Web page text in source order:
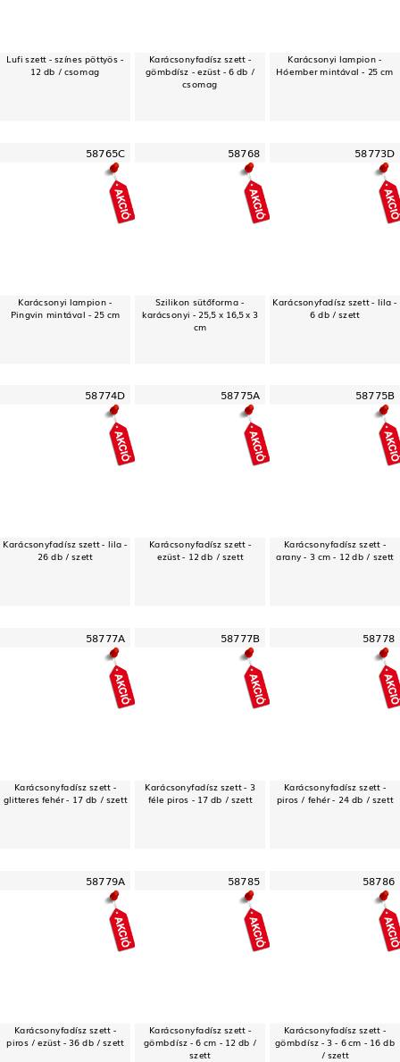
Lufi szett - színes pöttyös -
12 db / csomag
Karácsonyfadísz szett -
gömbdísz - ezüst - 6 db /
csomag
Karácsonyi lampion -
Hóember mintával - 25 cm
58765C
Karácsonyi lampion -
Pingvin mintával - 25 cm
58768
Szilikon sütőforma -
karácsonyi - 25,5 x 16,5 x 3
cm
58773D
Karácsonyfadísz szett - lila -
6 db / szett
58774D
Karácsonyfadísz szett - lila -
26 db / szett
58775A
Karácsonyfadísz szett -
ezüst - 12 db / szett
58775B
Karácsonyfadísz szett -
arany - 3 cm - 12 db / szett
58777A
Karácsonyfadísz szett -
glitteres fehér - 17 db / szett
58777B
Karácsonyfadísz szett - 3
féle piros - 17 db / szett
58778
Karácsonyfadísz szett -
piros / fehér - 24 db / szett
58779A
Karácsonyfadísz szett -
piros / ezüst - 36 db / szett
58785
Karácsonyfadísz szett -
gömbdísz - 6 cm - 12 db /
szett
58786
Karácsonyfadísz szett -
gömbdísz - 3 - 6 cm - 16 db
/ szett